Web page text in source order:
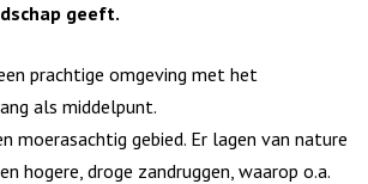
geeft.
prachtige omgeving met het
als middelpunt.
moerasachtig gebied. Er lagen van nature
hogere, droge zandruggen, waarop o.a.